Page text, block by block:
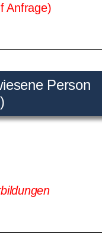
Anfrage)
Person